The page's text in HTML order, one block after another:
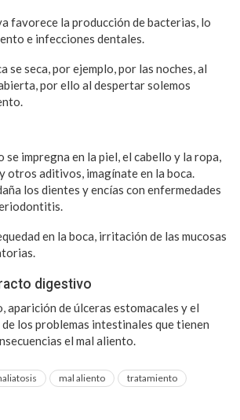
favorece la producción de bacterias, lo
e infecciones dentales.
se seca, por ejemplo, por las noches, al
por ello al despertar solemos
impregna en la piel, el cabello y la ropa,
otros aditivos, imagínate en la boca.
los dientes y encías con enfermedades
en la boca, irritación de las mucosas
digestivo
aparición de úlceras estomacales y el
los problemas intestinales que tienen
el mal aliento.
mal aliento tratamiento